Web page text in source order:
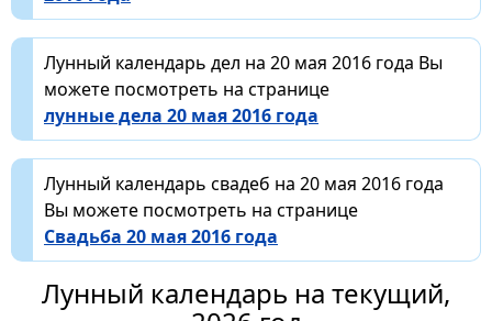
Лунный календарь дел на 20 мая 2016 года Вы
можете посмотреть на странице
лунные дела 20 мая 2016 года
Лунный календарь свадеб на 20 мая 2016 года
Вы можете посмотреть на странице
Свадьба 20 мая 2016 года
Лунный календарь на текущий,